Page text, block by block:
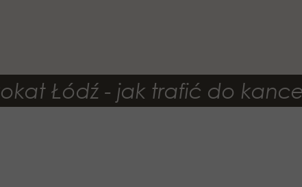
Łódź - jak trafić do